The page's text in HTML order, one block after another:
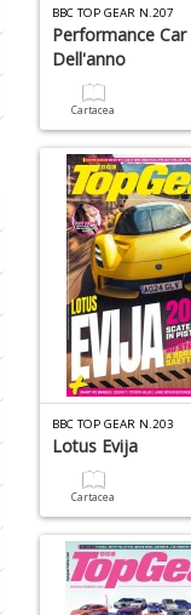
BBC TOP GEAR N.207
Performance Car
Dell'anno
Cartacea
BBC TOP GEAR N.203
Lotus Evija
Cartacea